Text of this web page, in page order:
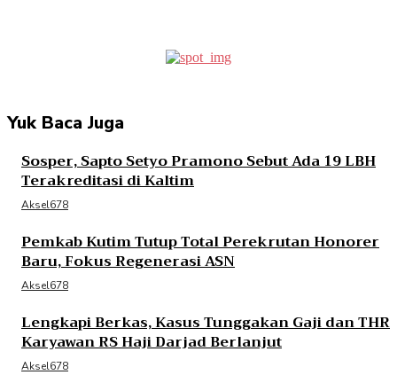
Yuk Baca Juga
Sosper, Sapto Setyo Pramono Sebut Ada 19 LBH
Terakreditasi di Kaltim
Aksel678
Pemkab Kutim Tutup Total Perekrutan Honorer
Baru, Fokus Regenerasi ASN
Aksel678
Lengkapi Berkas, Kasus Tunggakan Gaji dan THR
Karyawan RS Haji Darjad Berlanjut
Aksel678